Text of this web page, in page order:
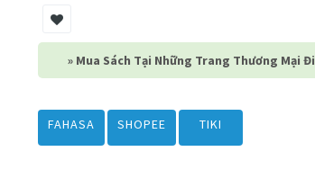
» Mua Sách Tại Những Trang Thương Mại
FAHASA SHOPEE TIKI